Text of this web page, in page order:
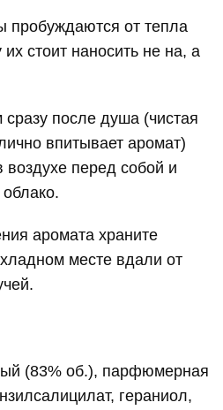
пробуждаются от тепла
стоит наносить не на, а
после душа (чистая
впитывает аромат)
перед собой и
аромата храните
месте вдали от
(83% об.), парфюмерная
гераниол,